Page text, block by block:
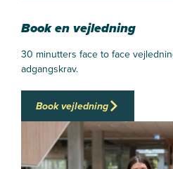
Book en vejledning
30 minutters face to face
adgangskrav.
Book vejledning